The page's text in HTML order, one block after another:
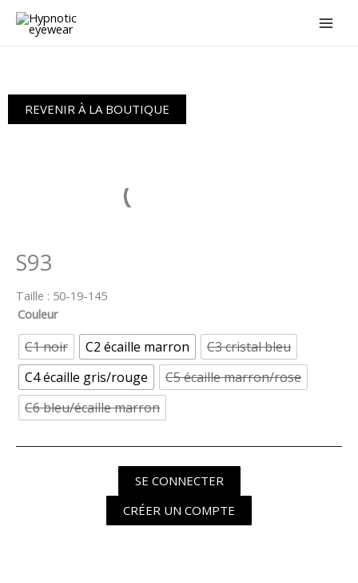
Aller
REVENIR À LA BOUTIQUE
S93
Taille : 50-19-145
Couleur
C1 noir C2 écaille marron
C3 cristal bleu
C4 écaille gris/rouge
C5 écaille marron/rose
C6 bleu/écaille marron
SE CONNECTER
CRÉER UN COMPTE